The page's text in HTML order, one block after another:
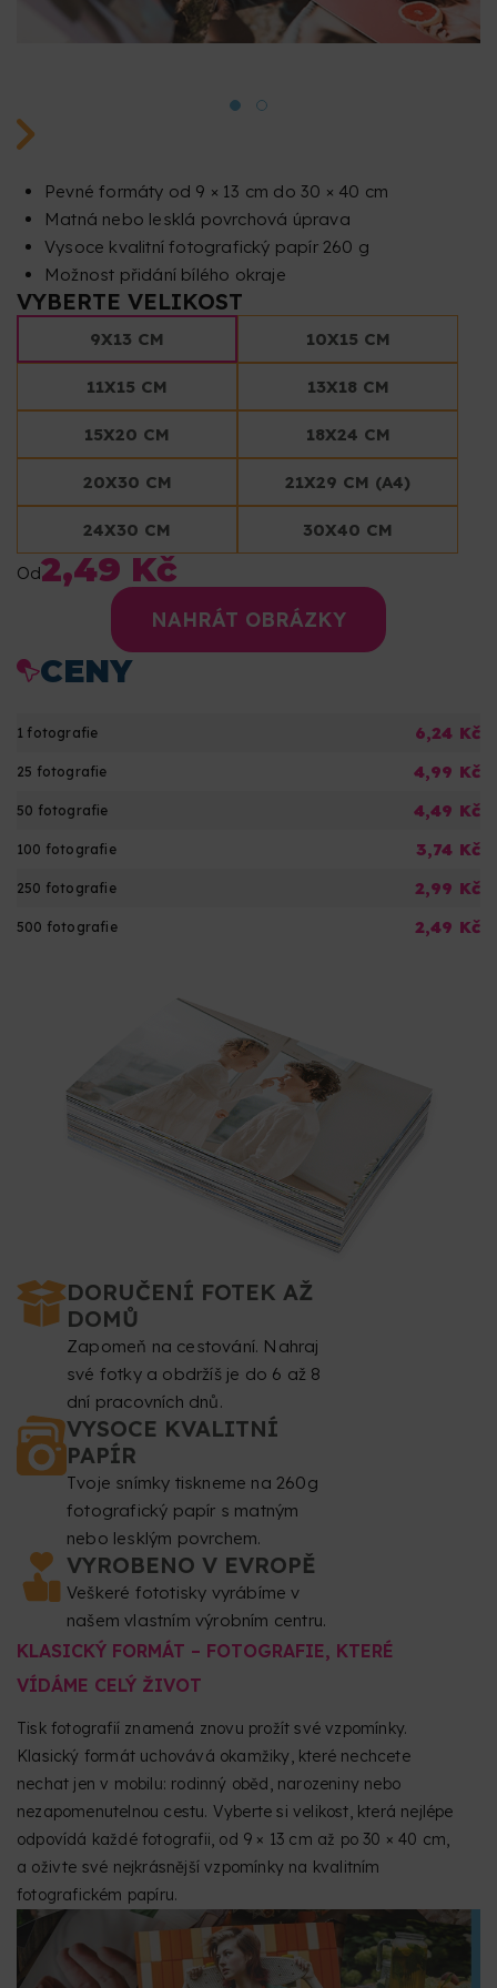
Pevné formáty od 9 × 13 cm do 30 × 40 cm
Matná nebo lesklá povrchová úprava
Vysoce kvalitní fotografický papír 260 g
Možnost přidání bílého okraje
VYBERTE VELIKOST
9X13 CM 10X15 CM
11X15 CM 13X18 CM
15X20 CM 18X24 CM
20X30 CM 21X29 CM (A4)
24X30 CM 30X40 CM
Od2,49 Kč
NAHRÁT OBRÁZKY
CENY
1 fotografie 6,24 Kč
25 fotografie 4,99 Kč
50 fotografie 4,49 Kč
100 fotografie 3,74 Kč
250 fotografie 2,99 Kč
500 fotografie 2,49 Kč
DORUČENÍ FOTEK AŽ
DOMŮ
Zapomeň na cestování. Nahraj
své fotky a obdržíš je do 6 až 8
dní pracovních dnů.
VYSOCE KVALITNÍ
PAPÍR
Tvoje snímky tiskneme na 260g
fotografický papír s matným
nebo lesklým povrchem.
VYROBENO V EVROPĚ
Veškeré fototisky vyrábíme v
našem vlastním výrobním centru.
KLASICKÝ FORMÁT – FOTOGRAFIE, KTERÉ
VÍDÁME CELÝ ŽIVOT
Tisk fotografií znamená znovu prožít své vzpomínky.
Klasický formát uchovává okamžiky, které nechcete
nechat jen v mobilu: rodinný oběd, narozeniny nebo
nezapomenutelnou cestu. Vyberte si velikost, která nejlépe
odpovídá každé fotografii, od 9 × 13 cm až po 30 × 40 cm,
a oživte své nejkrásnější vzpomínky na kvalitním
fotografickém papíru.